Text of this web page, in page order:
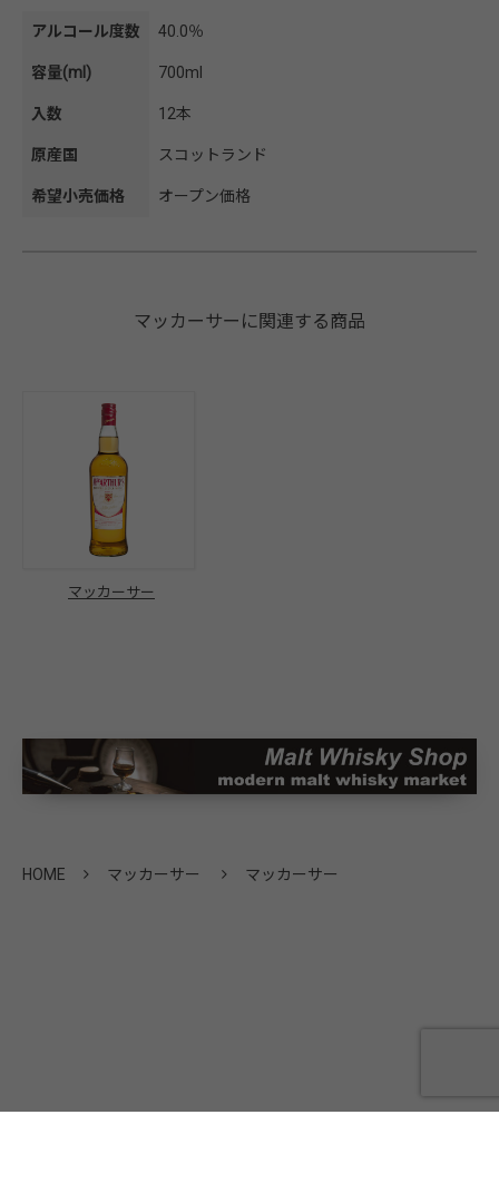
アルコール度数 40.0％
容量(ml) 700ml
入数 12本
原産国 スコットランド
希望小売価格 オープン価格
マッカーサーに関連する商品
マッカーサー
HOME マッカーサー マッカーサー